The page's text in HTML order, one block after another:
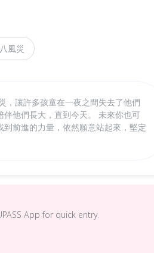
風災
，讓許多孩童在一夜之間失去了他們
他們長大，直到今天。 未來你也可
前進的力量，依然願意站起來，堅定
App for quick entry.